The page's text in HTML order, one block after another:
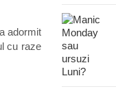
adormit
cu raze